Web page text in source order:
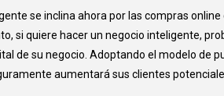
se inclina ahora por las compras
si quiere hacer un negocio inteligente,
de su negocio. Adoptando el modelo de
aumentará sus clientes